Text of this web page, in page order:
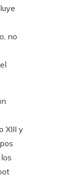
no
XIII y